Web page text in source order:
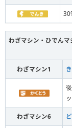
わざマシン・ひでんマ
わざマシン1
わざマシン6